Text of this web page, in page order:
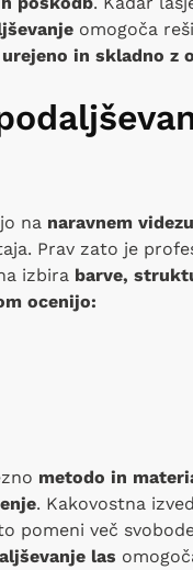
omogoča
in skladno z
na naravnem
Prav zato je
izbira barve,
ocenijo:
metodo in
. Kakovostna
pomeni več
las